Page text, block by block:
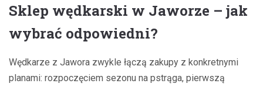
Sklep wędkarski w Jaworze – jak
wybrać odpowiedni?
Wędkarze z Jawora zwykle łączą zakupy z konkretnymi
planami: rozpoczęciem sezonu na pstrąga, pierwszą